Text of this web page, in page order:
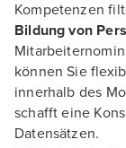
Kompetenzen
Bildung von
können Sie
innerhalb des
schafft eine
Datensätzen.